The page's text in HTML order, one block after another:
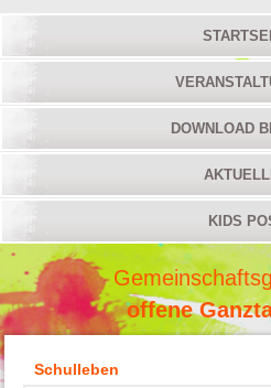
DOWNLOAD
KIDS
offene
Schulleben